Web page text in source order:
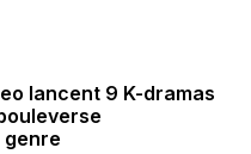
lancent 9 K-dramas
genre